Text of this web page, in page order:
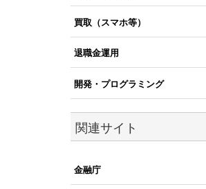
買取（スマホ等）
退職金運用
開発・プログラミング
関連サイト
金融庁